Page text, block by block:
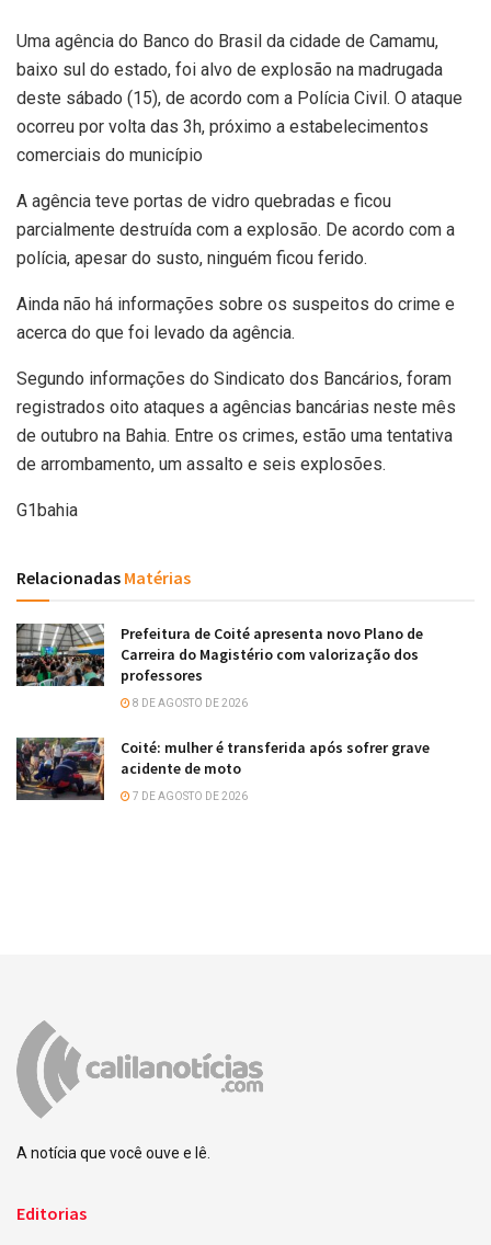
Uma agência do Banco do Brasil da cidade de Camamu,
baixo sul do estado, foi alvo de explosão na madrugada
deste sábado (15), de acordo com a Polícia Civil. O ataque
ocorreu por volta das 3h, próximo a estabelecimentos
comerciais do município
A agência teve portas de vidro quebradas e ficou
parcialmente destruída com a explosão. De acordo com a
polícia, apesar do susto, ninguém ficou ferido.
Ainda não há informações sobre os suspeitos do crime e
acerca do que foi levado da agência.
Segundo informações do Sindicato dos Bancários, foram
registrados oito ataques a agências bancárias neste mês
de outubro na Bahia. Entre os crimes, estão uma tentativa
de arrombamento, um assalto e seis explosões.
G1bahia
Relacionadas Matérias
Prefeitura de Coité apresenta novo Plano de
Carreira do Magistério com valorização dos
professores
8 DE AGOSTO DE 2026
Coité: mulher é transferida após sofrer grave
acidente de moto
7 DE AGOSTO DE 2026
A notícia que você ouve e lê.
Editorias